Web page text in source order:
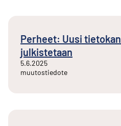
Perheet: Uusi
julkistetaan
5.6.2025
muutostiedote